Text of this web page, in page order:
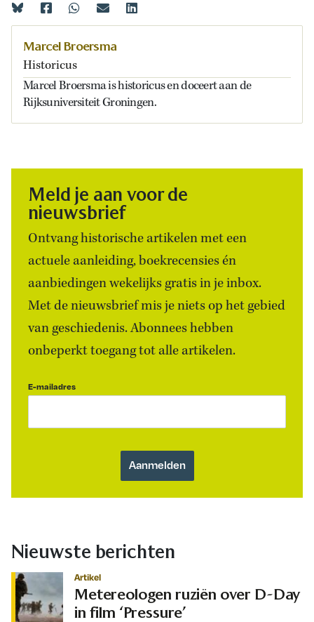
Marcel Broersma
Historicus
Marcel Broersma is historicus en doceert aan de
Rijksuniversiteit Groningen.
Meld je aan voor de
nieuwsbrief
Ontvang historische artikelen met een
actuele aanleiding, boekrecensies én
aanbiedingen wekelijks gratis in je inbox.
Met de nieuwsbrief mis je niets op het gebied
van geschiedenis. Abonnees hebben
onbeperkt toegang tot alle artikelen.
E-mailadres
Nieuwste berichten
Artikel
Metereologen ruziën over D-Day
in film ‘Pressure’